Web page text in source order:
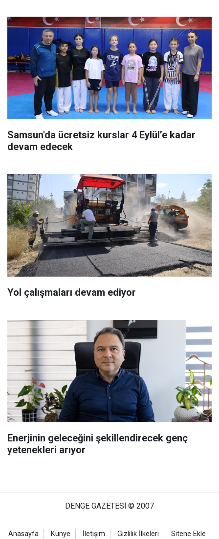
Samsun'da ücretsiz kurslar 4 Eylül’e kadar
devam edecek
Yol çalışmaları devam ediyor
Enerjinin geleceğini şekillendirecek genç
yetenekleri arıyor
DENGE GAZETESİ © 2007
Anasayfa Künye İletişim Gizlilik İlkeleri Sitene Ekle